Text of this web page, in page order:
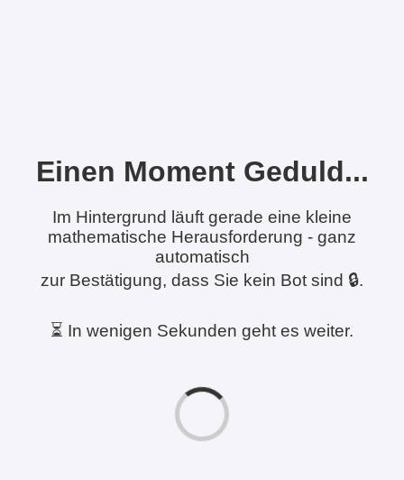
Einen Moment Geduld...
Im Hintergrund läuft gerade eine kleine
mathematische Herausforderung - ganz
automatisch
zur Bestätigung, dass Sie kein Bot sind 🔒.
⏳ In wenigen Sekunden geht es weiter.